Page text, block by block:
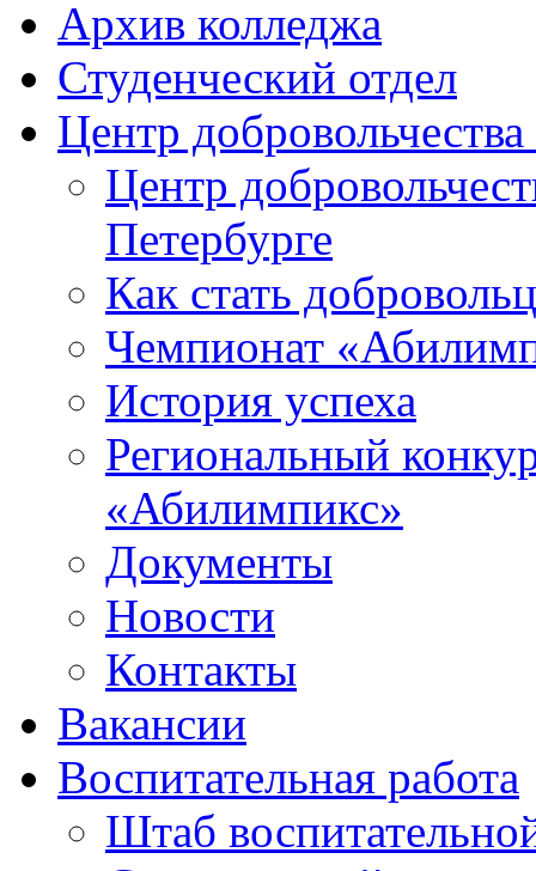
Архив колледжа
Студенческий отдел
Центр
Центр
Петербурге
Как стать
Чемпионат
История успеха
Региональный
«Абилимпикс»
Документы
Новости
Контакты
Вакансии
Воспитательная работа
Штаб